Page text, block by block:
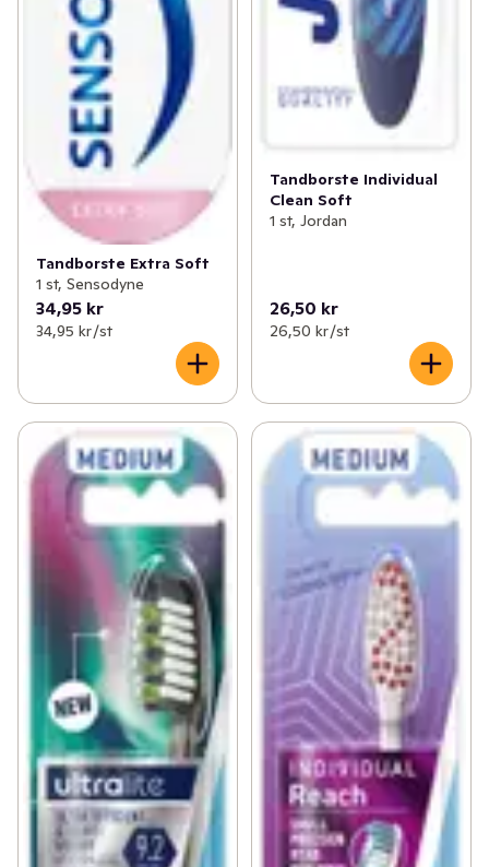
Tandborste Extra Soft
1 st, Sensodyne
34,95 kr
34,95 kr /st
Tandborste Individual
Clean Soft
1 st, Jordan
26,50 kr
26,50 kr /st